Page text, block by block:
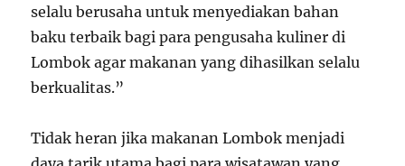
selalu berusaha untuk menyediakan bahan
baku terbaik bagi para pengusaha kuliner di
Lombok agar makanan yang dihasilkan selalu
berkualitas.”
Tidak heran jika makanan Lombok menjadi